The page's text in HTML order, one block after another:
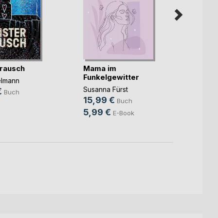
Buch
Mama im
Funkelgewitter
Susanna Fürst
15,99 € Buch
5,99 € E-Book